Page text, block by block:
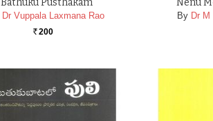
Bathuku Pusthakam
Dr Vuppala Laxmana Rao
Rs. 200
Nenu
By Dr